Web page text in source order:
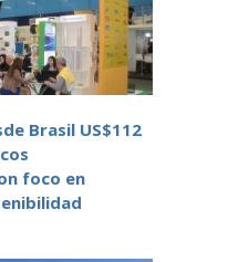
Brasil US$112
foco en